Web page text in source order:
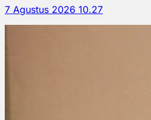
7 Agustus 2026 10.27